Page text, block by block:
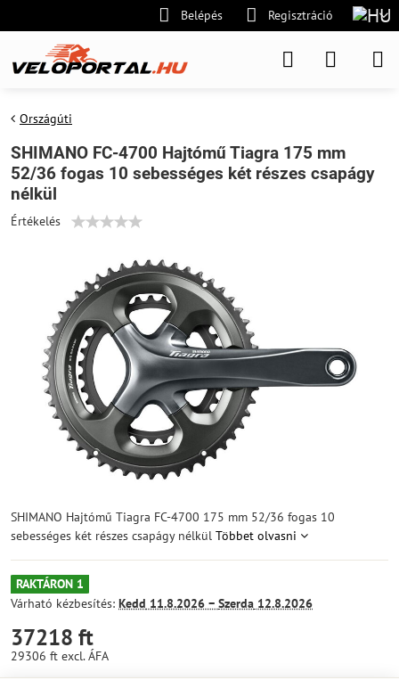
Belépés Regisztráció
Országúti
SHIMANO FC-4700 Hajtómű Tiagra 175 mm
52/36 fogas 10 sebességes két részes csapágy
nélkül
Értékelés
SHIMANO Hajtómű Tiagra FC-4700 175 mm 52/36 fogas 10
sebességes két részes csapágy nélkül Többet olvasni
RAKTÁRON 1
Várható kézbesítés: Kedd 11.8.2026 − Szerda 12.8.2026
37218 ft
29306 ft excl. ÁFA